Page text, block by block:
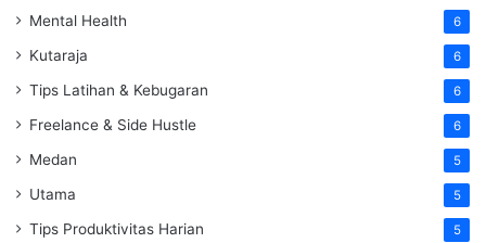
Mental Health 6
Kutaraja 6
Tips Latihan & Kebugaran 6
Freelance & Side Hustle 6
Medan 5
Utama 5
Tips Produktivitas Harian 5